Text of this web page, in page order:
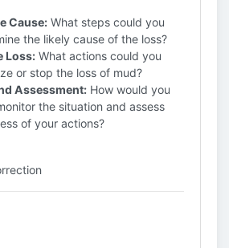
Cause: What steps could you
the likely cause of the loss?
Loss: What actions could you
or stop the loss of mud?
Assessment: How would you
the situation and assess
of your actions?